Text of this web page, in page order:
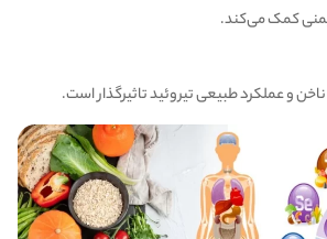
کمک می‌کند.
و عملکرد طبیعی تیروئید تاثیرگذار است.